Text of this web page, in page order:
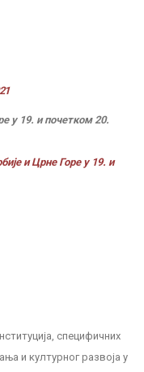
у 19. и почетком 20.
и Црне Горе у 19. и
специфичних
и културног развоја у